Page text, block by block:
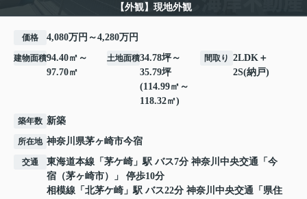
【外観】現地外観
価格 4,080万円～4,280万円
建物面積94.40㎡～
97.70㎡
土地面積34.78坪～
35.79坪
(114.99㎡～
118.32㎡)
間取り 2LDK＋
2S(納戸)
築年数 新築
所在地 神奈川県茅ヶ崎市今宿
交通 東海道本線 「 茅ケ崎 」駅 バス7分 神奈川中央交通「今
宿（茅ヶ崎市）」 停歩10分
相模線 「 北茅ケ崎 」駅 バス22分 神奈川中央交通「県住